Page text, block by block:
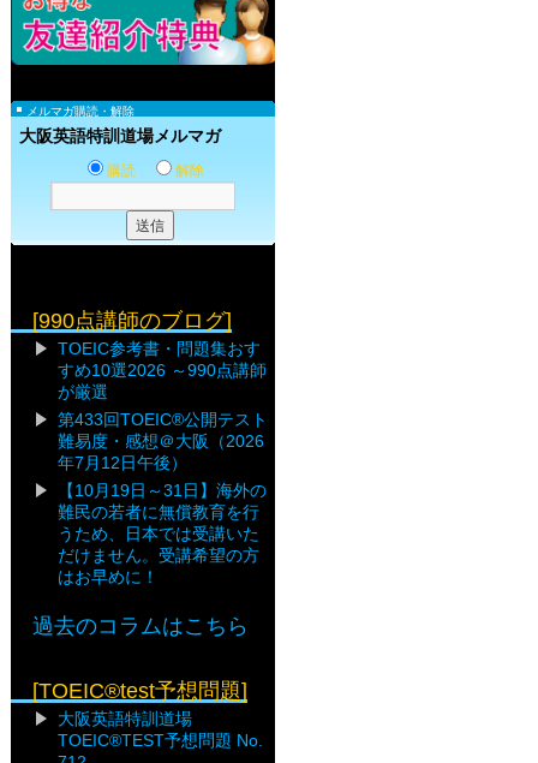
メルマガ購読・解除
大阪英語特訓道場メルマガ
購読 解除
[990点講師のブログ]
TOEIC参考書・問題集おす
すめ10選2026 ～990点講師
が厳選
第433回TOEIC®公開テスト
難易度・感想＠大阪（2026
年7月12日午後）
【10月19日～31日】海外の
難民の若者に無償教育を行
うため、日本では受講いた
だけません。受講希望の方
はお早めに！
過去のコラムはこちら
[TOEIC®test予想問題]
大阪英語特訓道場
TOEIC®TEST予想問題 No.